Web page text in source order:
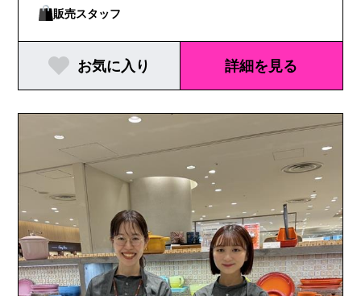
販売スタッフ
お気に入り 詳細を見る